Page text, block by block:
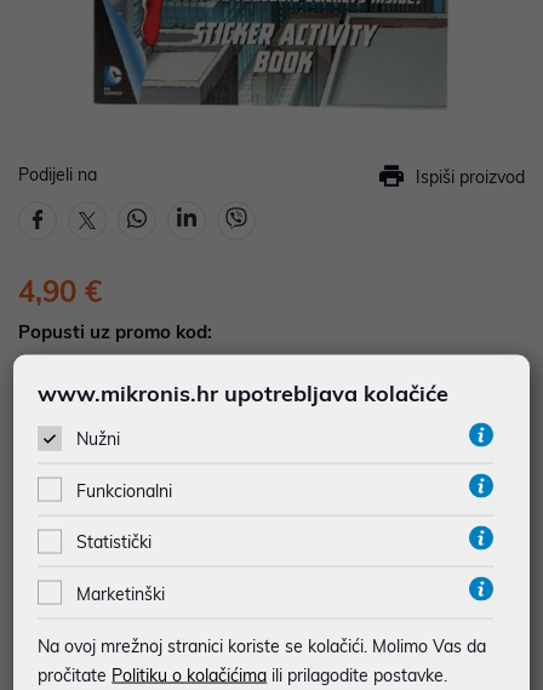
Podijeli na Ispiši proizvod
4,90 €
Popusti uz promo kod:
pay, Virman, Gotovina, Crypto) uz promo kod
"POPUST" , popusti se međusobno ne zbrajaju
Dodajte u košaricu
najam za pravne osobe od 12 do 36 mj. već od
Vidi detalje Pošalji upit
www.mikronis.hr upotrebljava kolačiće
Nužni
Funkcionalni
Statistički
Marketinški
Na ovoj mrežnoj stranici koriste se kolačići. Molimo Vas da
pročitate Politiku o kolačićima ili prilagodite postavke.